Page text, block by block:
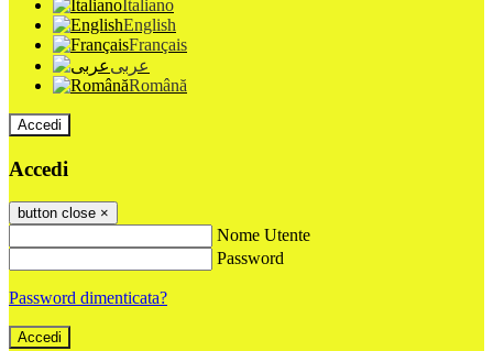
Italiano
English
Français
عربى
Română
Accedi
Accedi
button close ×
Nome Utente
Password
Password dimenticata?